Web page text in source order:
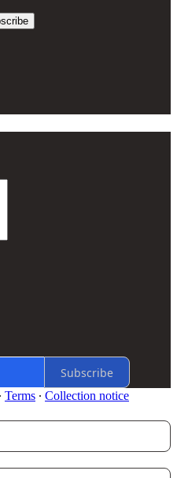
Subscribe
∙ Terms ∙ Collection notice